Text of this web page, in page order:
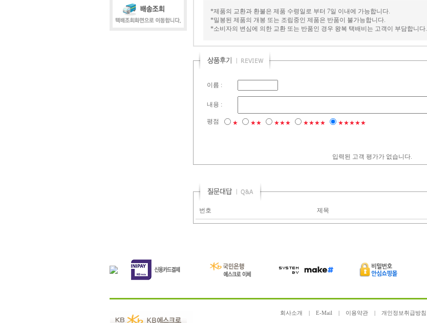
*제품의 교환과 환불은 제품 수령일로 부터 7일 이내에 가능합니다.
*밀봉된 제품의 개봉 또는 조립중인 제품은 반품이 불가능합니다.
*소비자의 변심에 의한 교환 또는 반품인 경우 왕복 택배비는 고객이 부담합니다.
이름 :
내용 :
평점 ★ ★★ ★★★ ★★★★ ★★★★★
입력된 고객 평가가 없습니다.
번호 제목
회사소개 E-Mail 이용약관 개인정보취급방침